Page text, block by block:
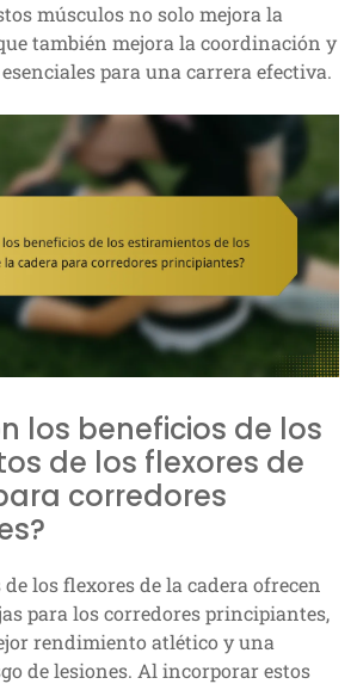
músculos no solo mejora la
también mejora la coordinación y
para una carrera efectiva.
los beneficios de los
de los flexores de
corredores
los flexores de la cadera ofrecen
para los corredores principiantes,
rendimiento atlético y una
de lesiones. Al incorporar estos